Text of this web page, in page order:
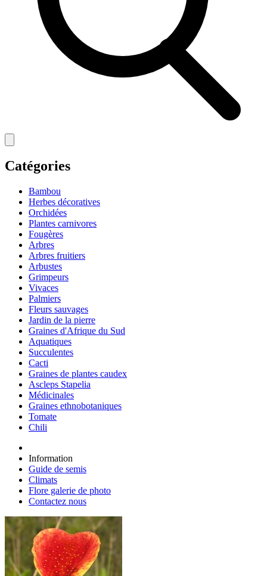
Catégories
Bambou
Herbes décoratives
Orchidées
Plantes carnivores
Fougères
Arbres
Arbres fruitiers
Arbustes
Grimpeurs
Vivaces
Palmiers
Fleurs sauvages
Jardin de la pierre
Graines d'Afrique du Sud
Aquatiques
Succulentes
Cacti
Graines de plantes caudex
Ascleps Stapelia
Médicinales
Graines ethnobotaniques
Tomate
Chili
Information
Guide de semis
Climats
Flore galerie de photo
Contactez nous